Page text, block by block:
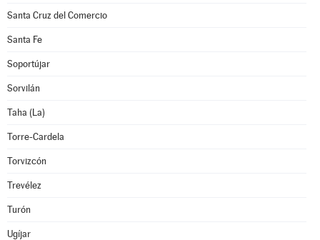
Santa Cruz del Comercio
Santa Fe
Soportújar
Sorvilán
Taha (La)
Torre-Cardela
Torvizcón
Trevélez
Turón
Ugíjar